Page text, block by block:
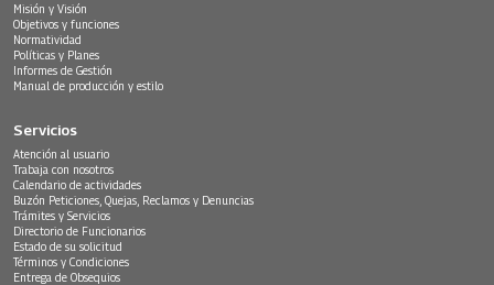
Misión y Visión
Objetivos y funciones
Normatividad
Políticas y Planes
Informes de Gestión
Manual de producción y estilo
Servicios
Atención al usuario
Trabaja con nosotros
Calendario de actividades
Buzón Peticiones, Quejas, Reclamos y Denuncias
Trámites y Servicios
Directorio de Funcionarios
Estado de su solicitud
Términos y Condiciones
Entrega de Obsequios